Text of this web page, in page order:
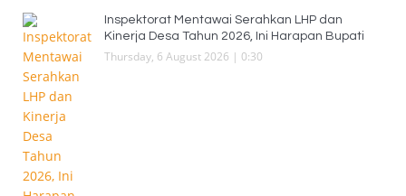
Inspektorat Mentawai Serahkan LHP dan
Kinerja Desa Tahun 2026, Ini Harapan Bupati
Thursday, 6 August 2026 | 0:30